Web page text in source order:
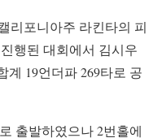
리포니아주 라킨타의 피
행된 대회에서 김시우
계 19언더파 269타로 공
출발하였으나 2번홀에